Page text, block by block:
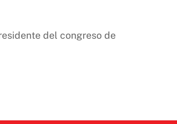
del congreso de